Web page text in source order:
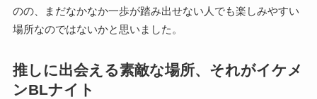
のの、まだなかなか一歩が踏み出せない人でも楽しみやすい
場所なのではないかと思いました。
推しに出会える素敵な場所、それがイケメ
ンBLナイト